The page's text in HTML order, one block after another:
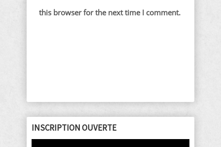
this browser for the next time I comment.
INSCRIPTION OUVERTE